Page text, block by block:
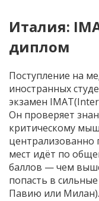
Италия:
диплом
Поступление на
иностранных
экзамен
Он проверяет
критическому
централизованно
мест идёт по
баллов — чем
попасть в
Павию или Милан).